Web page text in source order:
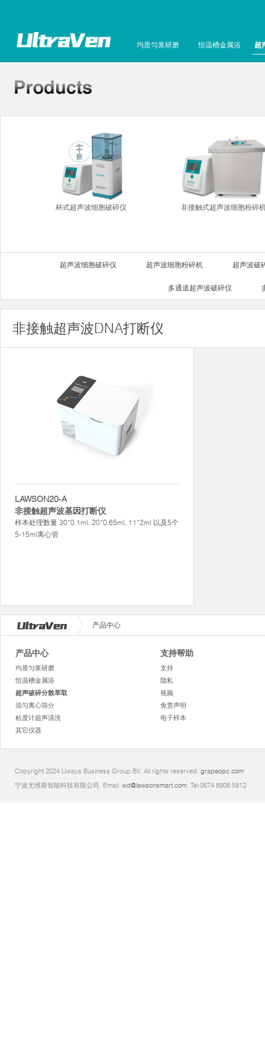
均质匀浆研磨 恒温槽金属浴 超
杯式超声波细胞破碎仪 非接触式超声波细胞粉碎
超声波细胞破碎仪 超声波细胞粉碎机 超声波破
多通道超声波破碎仪
非接触超声波DNA打断仪
LAWSON20-A
非接触超声波基因打断仪
样本处理数量 30*0.1ml, 20*0.65ml, 11*2ml 以及5个
5-15ml离心管
产品中心
产品中心
均质匀浆研磨
恒温槽金属浴
超声破碎分散萃取
混匀离心筛分
粘度计超声清洗
其它仪器
支持帮助
支持
隐私
视频
免责声明
电子样本
Copyright 2024 Uways Business Group BV. All rights reserved. grapeopc.com
宁波尤维斯智能科技有限公司. Email: wd@lawsonsmart.com. Tel:0574 8908 5812